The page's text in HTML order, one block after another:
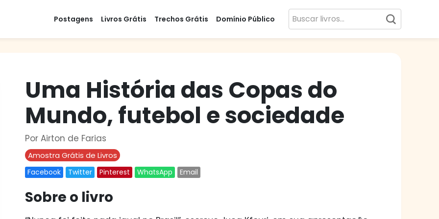
Postagens Livros Grátis Trechos Grátis Domínio Público
Uma História das Copas do
Mundo, futebol e sociedade
Por Airton de Farias
Amostra Grátis de Livros
Facebook Twitter Pinterest WhatsApp Email
Sobre o livro